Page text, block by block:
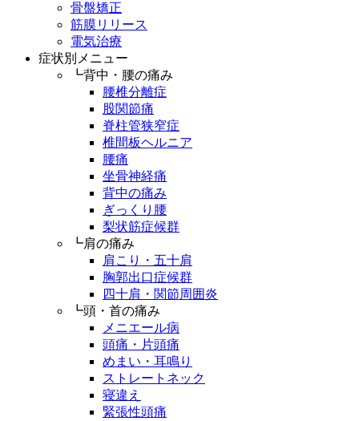
骨盤矯正
筋膜リリース
電気治療
症状別メニュー
┗背中・腰の痛み
腰椎分離症
股関節痛
脊柱管狭窄症
椎間板ヘルニア
腰痛
坐骨神経痛
背中の痛み
ぎっくり腰
梨状筋症候群
┗肩の痛み
肩こり・五十肩
胸郭出口症候群
四十肩・関節周囲炎
┗頭・首の痛み
メニエール病
頭痛・片頭痛
めまい・耳鳴り
ストレートネック
寝違え
緊張性頭痛